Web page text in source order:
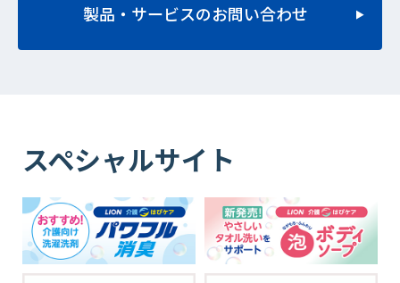
製品・サービスのお問い合わせ
スペシャルサイト